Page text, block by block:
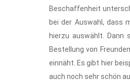
Beschaffenheit
bei der Auswahl, dass
hierzu auswählt.
Bestellung von
einnäht. Es gibt hier
auch noch sehr schön